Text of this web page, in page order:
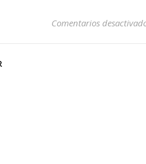
Comentarios